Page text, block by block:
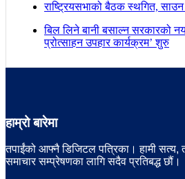
राष्ट्रियसभाको बैठक स्थगित,
बिल लिने बानी बसाल्न सरकारको
प्रोत्साहन उपहार कार्यक्रम’ शुरु
हाम्रो बारेमा
तपाईंको आफ्नै डिजिटल पत्रिका। हामी सत्य,
समाचार सम्प्रेषणका लागि सदैव प्रतिबद्ध छौं।